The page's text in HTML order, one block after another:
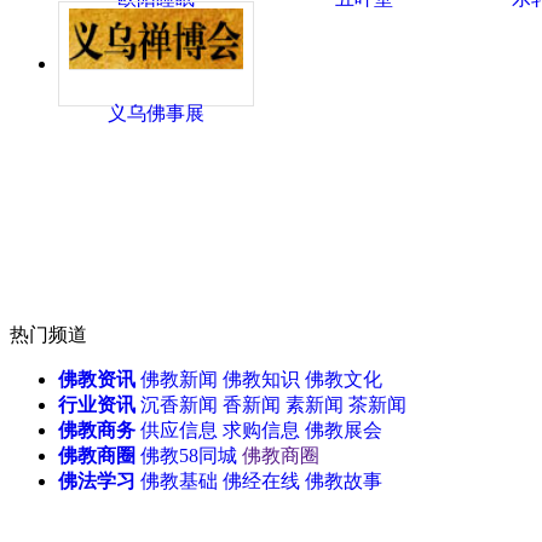
义乌佛事展
天津佛事展 无锡佛博会
热门频道
佛教资讯 佛教新闻 佛教知识 佛教文化
行业资讯 沉香新闻 香新闻 素新闻 茶新闻
佛教商务 供应信息 求购信息 佛教展会
佛教商圈 佛教58同城 佛教商圈
佛法学习 佛教基础 佛经在线 佛教故事